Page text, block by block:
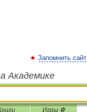
Запомнить сайт
Академике
Игры ⚽